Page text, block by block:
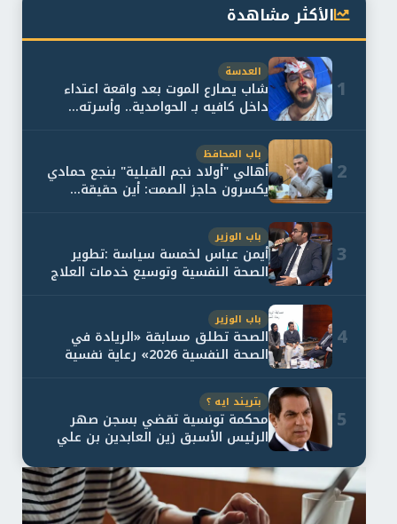
الأكثر مشاهدة
1
العدسة
شاب يصارع الموت بعد واقعة اعتداء
داخل كافيه بـ الحوامدية.. وأسرته...
2
باب المحافظ
أهالي "أولاد نجم القبلية" بنجع حمادي
يكسرون حاجز الصمت: أين حقيقة...
3
باب الوزير
أيمن عباس لخمسة سياسة :تطوير
الصحة النفسية وتوسيع خدمات العلاج
4
باب الوزير
الصحة تطلق مسابقة «الريادة في
الصحة النفسية 2026» رعاية نفسية
5
بتريند ايه ؟
محكمة تونسية تقضي بسجن صهر
الرئيس الأسبق زين العابدين بن علي